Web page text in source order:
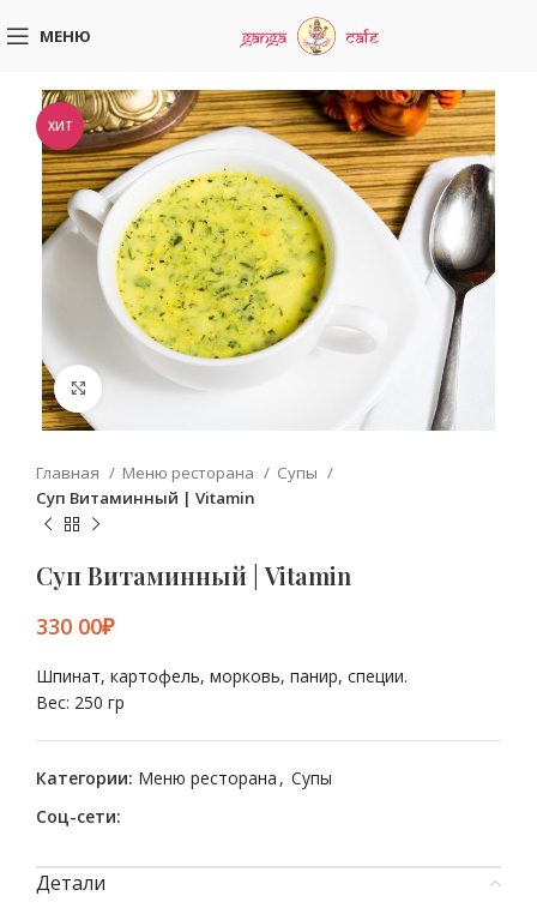
МЕНЮ
ХИТ
Увеличить
Главная Меню ресторана
Супы
Суп Витаминный | Vitamin
Суп Витаминный | Vitamin
₽
Шпинат, картофель, морковь, панир, специи.
Вес: 250 гр
Категории: Меню ресторана , Супы
Соц-сети:
Детали